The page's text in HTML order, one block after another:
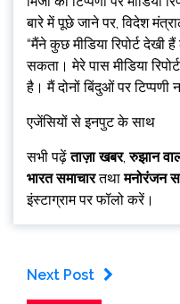
बारे में पूछे जाने पर, विदेश
“मैंने कुछ मीडिया रिपोर्ट देखी
सकता। मेरे पास मीडिया
है। मैं दोनों बिंदुओं पर टिप्पणी
एजेंसियों से इनपुट के साथ
सभी पढ़ेंताज़ा खबर,रुझान
भारत समाचारतथामनोरंजन
इंस्टाग्राम पर फॉलो करें।
Next Post